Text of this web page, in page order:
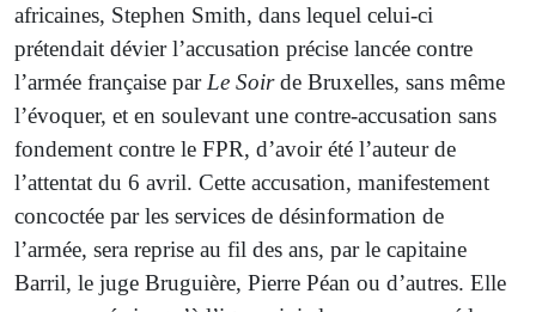
africaines, Stephen Smith, dans lequel celui-ci
prétendait dévier l’accusation précise lancée contre
l’armée française par Le Soirde Bruxelles, sans même
l’évoquer, et en soulevant une contre-accusation sans
fondement contre le FPR, d’avoir été l’auteur de
l’attentat du 6 avril. Cette accusation, manifestement
concoctée par les services de désinformation de
l’armée, sera reprise au fil des ans, par le capitaine
Barril, le juge Bruguière, Pierre Péan ou d’autres. Elle